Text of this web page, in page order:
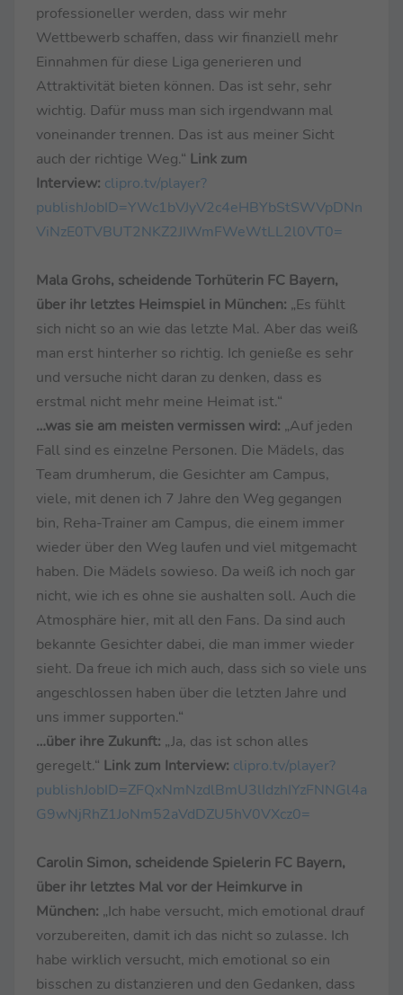
professioneller werden, dass wir mehr
Wettbewerb schaffen, dass wir finanziell mehr
Einnahmen für diese Liga generieren und
Attraktivität bieten können. Das ist sehr, sehr
wichtig. Dafür muss man sich irgendwann mal
voneinander trennen. Das ist aus meiner Sicht
auch der richtige Weg.“ Link zum
Interview: clipro.tv/player?
publishJobID=YWc1bVJyV2c4eHBYbStSWVpDNn
ViNzE0TVBUT2NKZ2JIWmFWeWtLL2l0VT0=
Mala Grohs, scheidende Torhüterin FC Bayern,
über ihr letztes Heimspiel in München: „Es fühlt
sich nicht so an wie das letzte Mal. Aber das weiß
man erst hinterher so richtig. Ich genieße es sehr
und versuche nicht daran zu denken, dass es
erstmal nicht mehr meine Heimat ist.“
…was sie am meisten vermissen wird: „Auf jeden
Fall sind es einzelne Personen. Die Mädels, das
Team drumherum, die Gesichter am Campus,
viele, mit denen ich 7 Jahre den Weg gegangen
bin, Reha-Trainer am Campus, die einem immer
wieder über den Weg laufen und viel mitgemacht
haben. Die Mädels sowieso. Da weiß ich noch gar
nicht, wie ich es ohne sie aushalten soll. Auch die
Atmosphäre hier, mit all den Fans. Da sind auch
bekannte Gesichter dabei, die man immer wieder
sieht. Da freue ich mich auch, dass sich so viele uns
angeschlossen haben über die letzten Jahre und
uns immer supporten.“
…über ihre Zukunft: „Ja, das ist schon alles
geregelt.“ Link zum Interview: clipro.tv/player?
publishJobID=ZFQxNmNzdlBmU3lIdzhIYzFNNGl4a
G9wNjRhZ1JoNm52aVdDZU5hV0VXcz0=
Carolin Simon, scheidende Spielerin FC Bayern,
über ihr letztes Mal vor der Heimkurve in
München: „Ich habe versucht, mich emotional drauf
vorzubereiten, damit ich das nicht so zulasse. Ich
habe wirklich versucht, mich emotional so ein
bisschen zu distanzieren und den Gedanken, dass